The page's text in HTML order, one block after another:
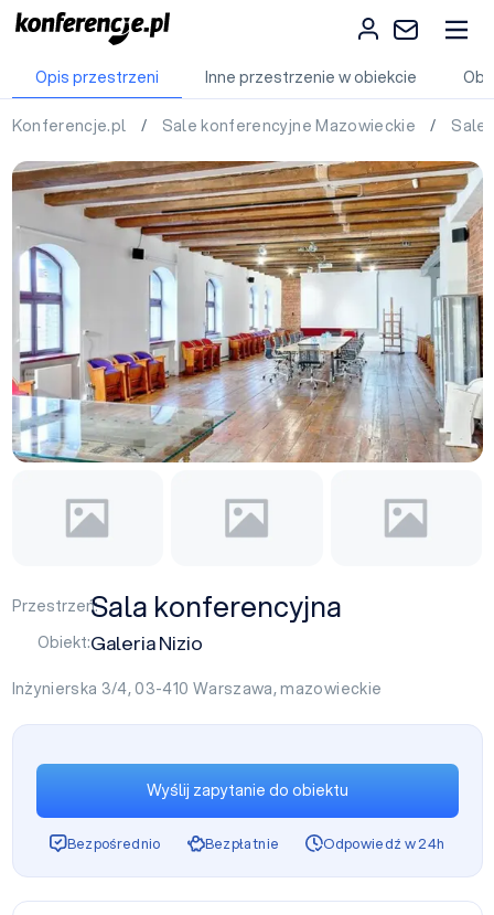
Opis przestrzeni Inne przestrzenie w obiekcie
Konferencje.pl / Sale konferencyjne Mazowieckie / Sale
Przestrzeń:Sala konferencyjna
Obiekt:Galeria Nizio
Inżynierska 3/4, 03-410 Warszawa,mazowieckie
Wyślij zapytanie do obiektu
Bezpośrednio Bezpłatnie Odpowiedź w 24h